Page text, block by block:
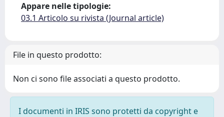
Appare nelle tipologie:
03.1 Articolo su rivista (Journal article)
File in questo prodotto:
Non ci sono file associati a questo prodotto.
I documenti in IRIS sono protetti da copyright e